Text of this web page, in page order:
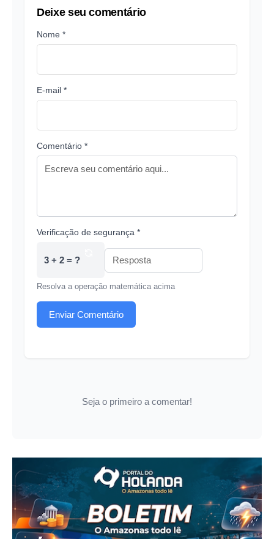
Deixe seu comentário
Nome *
E-mail *
Comentário *
Verificação de segurança *
3 + 2 = ?
Resolva a operação matemática acima
Enviar Comentário
Seja o primeiro a comentar!